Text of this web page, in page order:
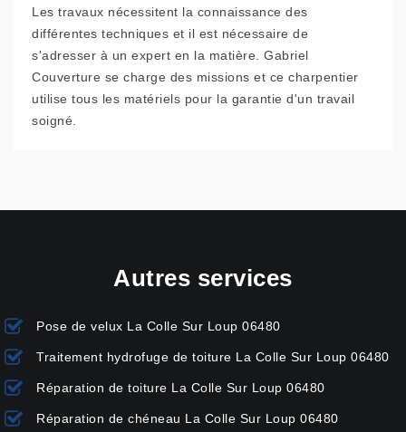
Les travaux nécessitent la connaissance des
différentes techniques et il est nécessaire de
s'adresser à un expert en la matière. Gabriel
Couverture se charge des missions et ce charpentier
utilise tous les matériels pour la garantie d'un travail
soigné.
Autres services
Pose de velux La Colle Sur Loup 06480
Traitement hydrofuge de toiture La Colle Sur Loup 06480
Réparation de toiture La Colle Sur Loup 06480
Réparation de chéneau La Colle Sur Loup 06480